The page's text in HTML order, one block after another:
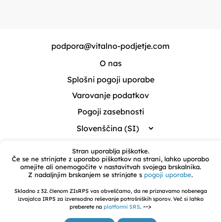
Stran uporablja piškotke.
Če se ne strinjate z uporabo piškotkov na strani, lahko uporabo
omejite ali onemogočite v nastavitvah svojega brskalnika.
Z nadaljnjim brskanjem se strinjate s pogoji uporabe.
Skladno z 32. členom ZIsRPS vas obveščamo, da ne priznavamo nobenega
izvajalca IRPS za izvensodno reševanje potrošniških sporov. Več si lahko
preberete na platformi SRS. -->
podpora@vitalno-podjetje.com
O nas
Splošni pogoji uporabe
Varovanje podatkov
Pogoji zasebnosti